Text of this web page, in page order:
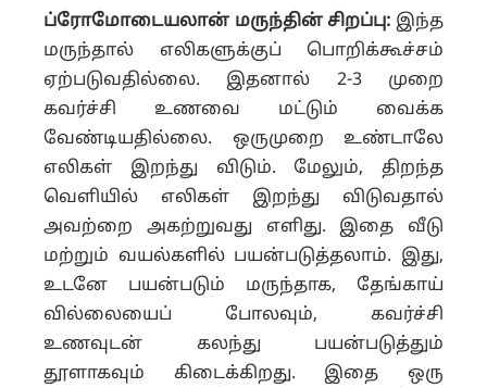
ப்ரோமோடையலான் மருந்தின் சிறப்பு: இந்த
மருந்தால் எலிகளுக்குப் பொறிக்கூச்சம்
ஏற்படுவதில்லை. இதனால் 2-3 முறை
கவர்ச்சி உணவை மட்டும் வைக்க
வேண்டியதில்லை. ஒருமுறை உண்டாலே
எலிகள் இறந்து விடும். மேலும், திறந்த
வெளியில் எலிகள் இறந்து விடுவதால்
அவற்றை அகற்றுவது எளிது. இதை வீடு
மற்றும் வயல்களில் பயன்படுத்தலாம். இது,
உடனே பயன்படும் மருந்தாக, தேங்காய்
வில்லையைப் போலவும், கவர்ச்சி
உணவுடன் கலந்து பயன்படுத்தும்
தூளாகவும் கிடைக்கிறது. இதை ஒரு